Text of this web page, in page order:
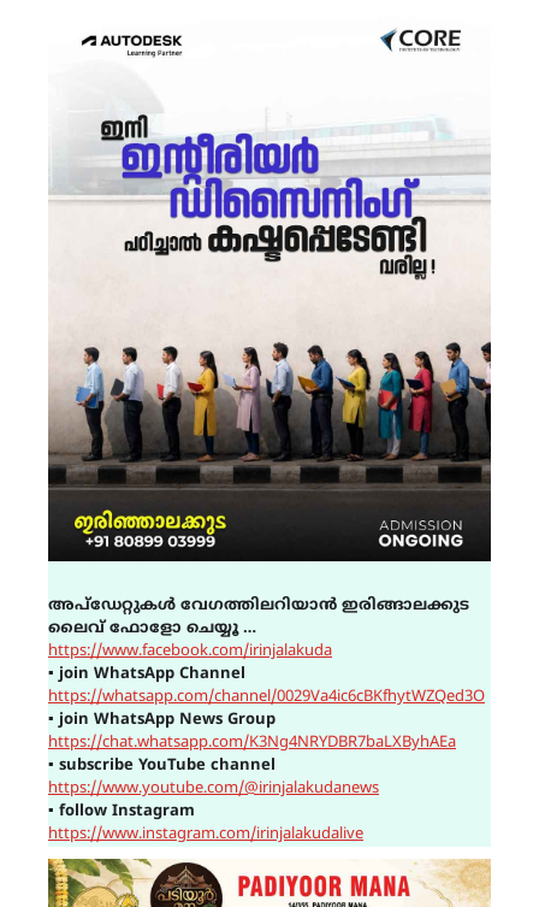
അപ്ഡേറ്റുകൾ വേഗത്തിലറിയാൻ ഇരിങ്ങാലക്കുട
ലൈവ് ഫോളോ ചെയ്യൂ …
https://www.facebook.com/irinjalakuda
▪join WhatsApp Channel
https://whatsapp.com/channel/0029Va4ic6cBKfhytWZQed3O
▪join WhatsApp News Group
https://chat.whatsapp.com/K3Ng4NRYDBR7baLXByhAEa
▪ subscribe YouTube channel
https://www.youtube.com/@irinjalakudanews
▪ follow Instagram
https://www.instagram.com/irinjalakudalive